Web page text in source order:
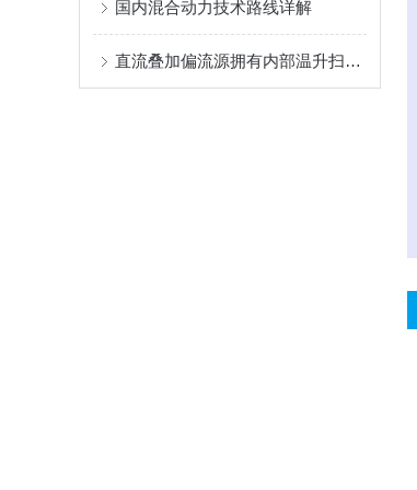
国内混合动力技术路线详解
直流叠加偏流源拥有内部温升扫描功能